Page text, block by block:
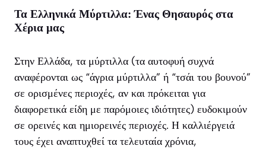
Τα Ελληνικά Μύρτιλλα: Ένας Θησαυρός στα
Χέρια μας
Στην Ελλάδα, τα μύρτιλλα (τα αυτοφυή συχνά
αναφέρονται ως “άγρια μύρτιλλα” ή “τσάι του βουνού”
σε ορισμένες περιοχές, αν και πρόκειται για
διαφορετικά είδη με παρόμοιες ιδιότητες) ευδοκιμούν
σε ορεινές και ημιορεινές περιοχές. Η καλλιέργειά
τους έχει αναπτυχθεί τα τελευταία χρόνια,